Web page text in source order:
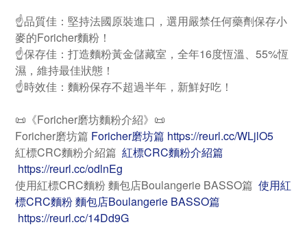
☝️品質佳：堅持法國原裝進口，選用嚴禁任何藥劑保存小
麥的Foricher麵粉！
☝️保存佳：打造麵粉黃金儲藏室，全年16度恆溫、55%恆
濕，維持最佳狀態！
☝️時效佳：麵粉保存不超過半年，新鮮好吃！
📜《Foricher磨坊麵粉介紹》📜
Foricher磨坊篇 Foricher磨坊篇 https://reurl.cc/WLjlO5
紅標CRC麵粉介紹篇 紅標CRC麵粉介紹篇
https://reurl.cc/odlnEg
使用紅標CRC麵粉 麵包店Boulangerie BASSO篇 使用紅
標CRC麵粉 麵包店Boulangerie BASSO篇
https://reurl.cc/14Dd9G